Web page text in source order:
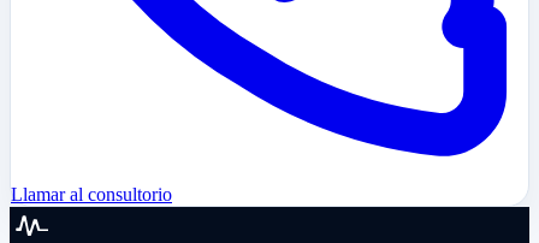
Llamar al consultorio